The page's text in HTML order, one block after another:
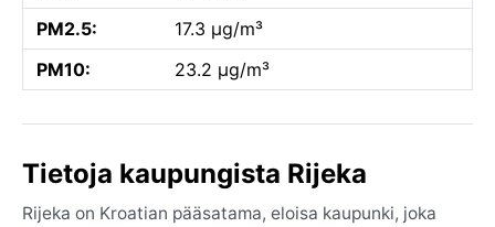
PM2.5:
17.3 µg/m³
PM10:
23.2 µg/m³
Tietoja kaupungista Rijeka
Rijeka on Kroatian pääsatama, eloisa kaupunki, joka